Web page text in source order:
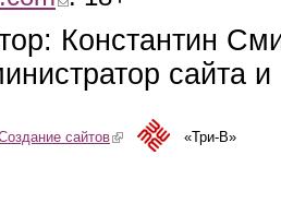
Константин
сайта
сайтов(link is external)«Три-В»